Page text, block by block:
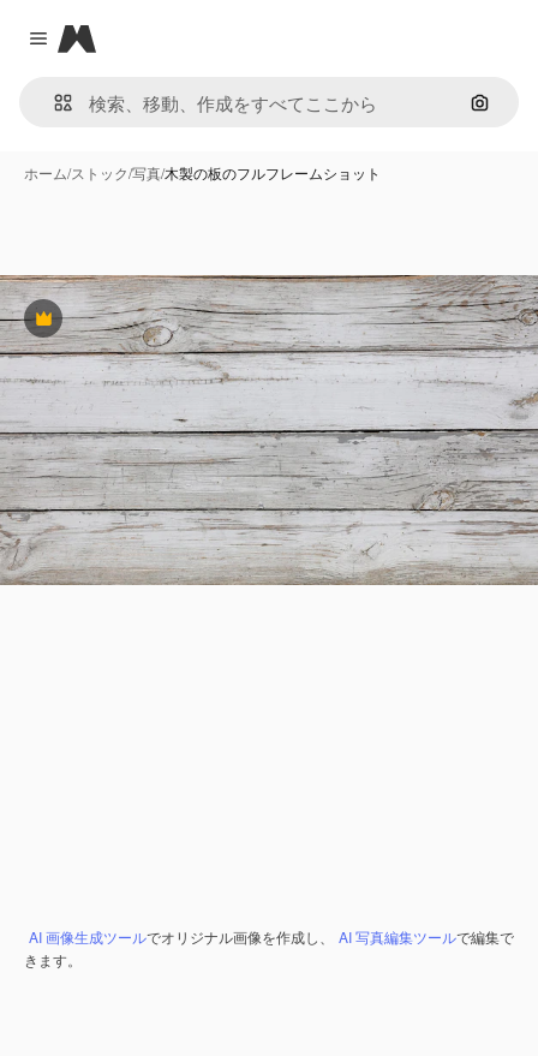
Close menu
Magnific
画像で
ホーム/ストック/写真/木製の板のフルフレームショット
Premium
AI 画像生成ツールでオリジナル画像を作成し、 AI 写真編集ツールで編集で
きます。